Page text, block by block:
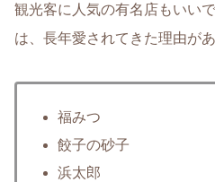
観光客に人気の有名店もいい
は、長年愛されてきた理由があ
福みつ
餃子の砂子
浜太郎